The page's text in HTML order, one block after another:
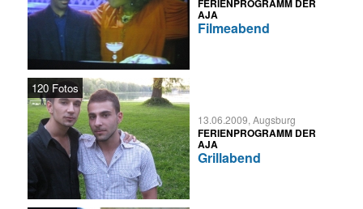
FERIENPROGRAMM DER
AJA
Filmeabend
120 Fotos
13.06.2009, Augsburg
FERIENPROGRAMM DER
AJA
Grillabend